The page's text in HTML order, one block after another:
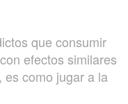
que consumir
efectos similares
es como jugar a la